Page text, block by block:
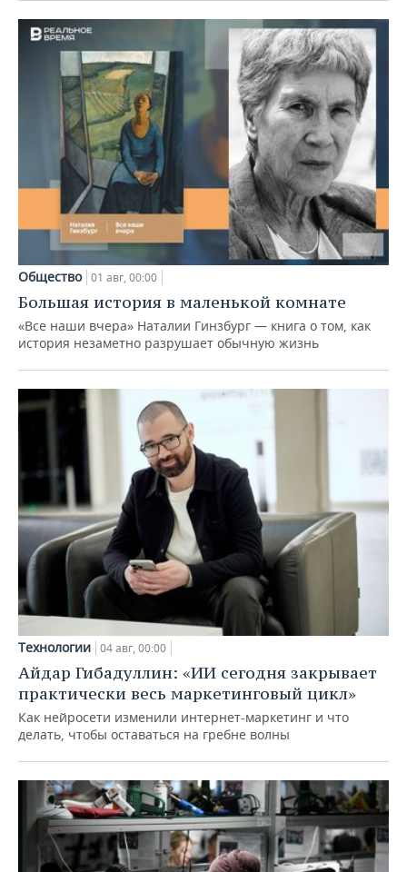
Общество 01 авг, 00:00
Большая история в маленькой комнате
«Все наши вчера» Наталии Гинзбург — книга о том, как
история незаметно разрушает обычную жизнь
Технологии 04 авг, 00:00
Айдар Гибадуллин: «ИИ сегодня закрывает
практически весь маркетинговый цикл»
Как нейросети изменили интернет-маркетинг и что
делать, чтобы оставаться на гребне волны